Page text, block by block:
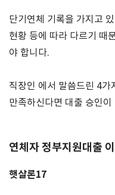
단기연체 기록을 가지고
현황 등에 따라 다르기 때
야 합니다.
직장인 에서 말씀드린 4가
만족하신다면 대출 승인
연체자 정부지원대출
햇살론17